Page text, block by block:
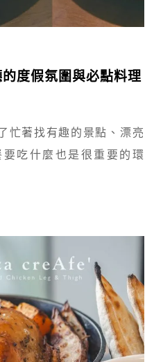
度假氛圍與必點料理
忙著找有趣的景點、漂亮
吃什麼也是很重要的環